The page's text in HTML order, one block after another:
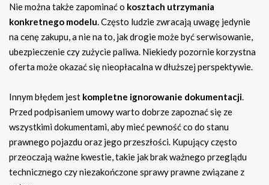
Nie można także zapominać o kosztach utrzymania
konkretnego modelu. Często ludzie zwracają uwagę jedynie
na cenę zakupu, a nie na to, jak drogie może być serwisowanie,
ubezpieczenie czy zużycie paliwa. Niekiedy pozornie korzystna
oferta może okazać się nieopłacalna w dłuższej perspektywie.
Innym błędem jest kompletne ignorowanie dokumentacji.
Przed podpisaniem umowy warto dobrze zapoznać się ze
wszystkimi dokumentami, aby mieć pewność co do stanu
prawnego pojazdu oraz jego przeszłości. Kupujący często
przeoczają ważne kwestie, takie jak brak ważnego przeglądu
technicznego czy niezakończone sprawy prawne związane z